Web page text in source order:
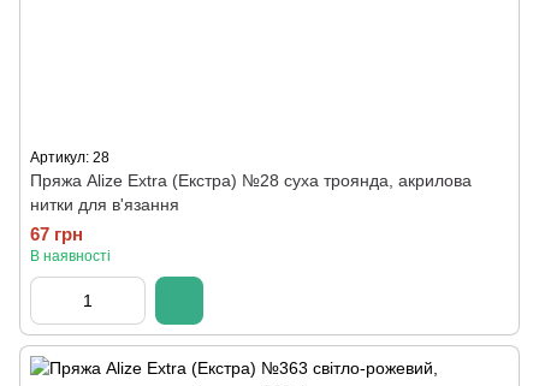
Артикул: 28
Пряжа Alize Extra (Екстра) №28 суха троянда, акрилова
нитки для в'язання
67 грн
В наявності